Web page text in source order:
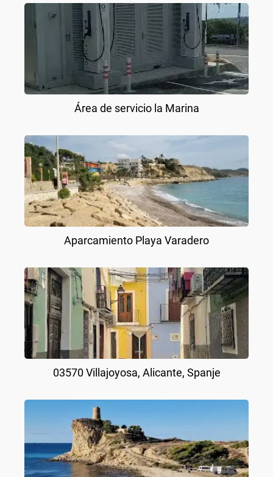
Área de servicio la Marina
Aparcamiento Playa Varadero
03570 Villajoyosa, Alicante, Spanje